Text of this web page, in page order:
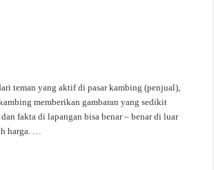
teman yang aktif di pasar kambing (penjual),
memberikan gambaran yang sedikit
fakta di lapangan bisa benar – benar di luar
harga. …